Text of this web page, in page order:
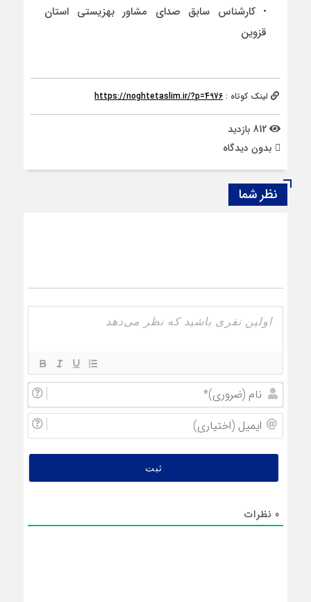
• کارشناس سابق صدای مشاور بهزیستی استان
قزوین
لینک کوتاه : https://noghtetaslim.ir/?p=4976
بدون دیدگاه
نظر شما
0 نظرات